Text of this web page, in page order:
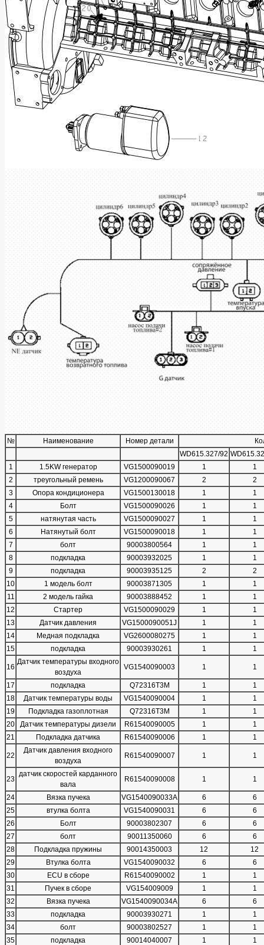
№ Наименование Номер детали
WD615.327/92
1
1.5KW генератор VG1500090019 1
1
2
треугольный ремень VG1200090067 2
2
3
Опора кондиционера VG1500130018 1
1
4
Болт VG1500090026 1
1
5
натянутая часть VG1500090027 1
1
6
Натянутый болт VG1500090018 1
1
7
болт 90003800564 1
1
8
подкладка 90003932025 1
1
9
подкладка 90003935125 2
2
10
1 модель болт 90003871305 1
1
11
2 модель гайка 90003888452 1
1
12
Стартер VG1500090029 1
1
13
Датчик давления VG1500090051J 1
1
14
Медная подкладка VG2600080275 1
1
15
подкладка 90003930261 1 1
16
Датчик температуры входного
воздуха
VG1540090003 1 1
17 подкладка Q72316T3M 1
1
18
Датчик температуры воды VG1540090004 1
1
19
Подкладка газоплотная Q72316T3M 1
1
20
Датчик температуры дизели R61540090005 1
1
21
Подкладка датчика R61540090006 1 1
22
Датчик давления входного
воздуха
R61540090007 1 1
23
датчик скоростей карданного
вала
R61540090008 1 1
24 Вязка пучека VG1540090033A 6
6
25
втулка болта VG1540090031 6
6
26
Болт 90003802307 6
6
27
болт 90011350060 6
6
28
Подкладка пружины 90014350003 12
12
29
Втулка болта VG1540090032 6
6
30
ECU в сборе R61540090002 1
1
31
Пучек в сборе VG154009009 1
1
32
Вязка пучека VG1540090034A 6
6
33
подкладка 90003930271 1
1
34
болт 90003802527 1
1
35
подкладка 90014040007 1
1